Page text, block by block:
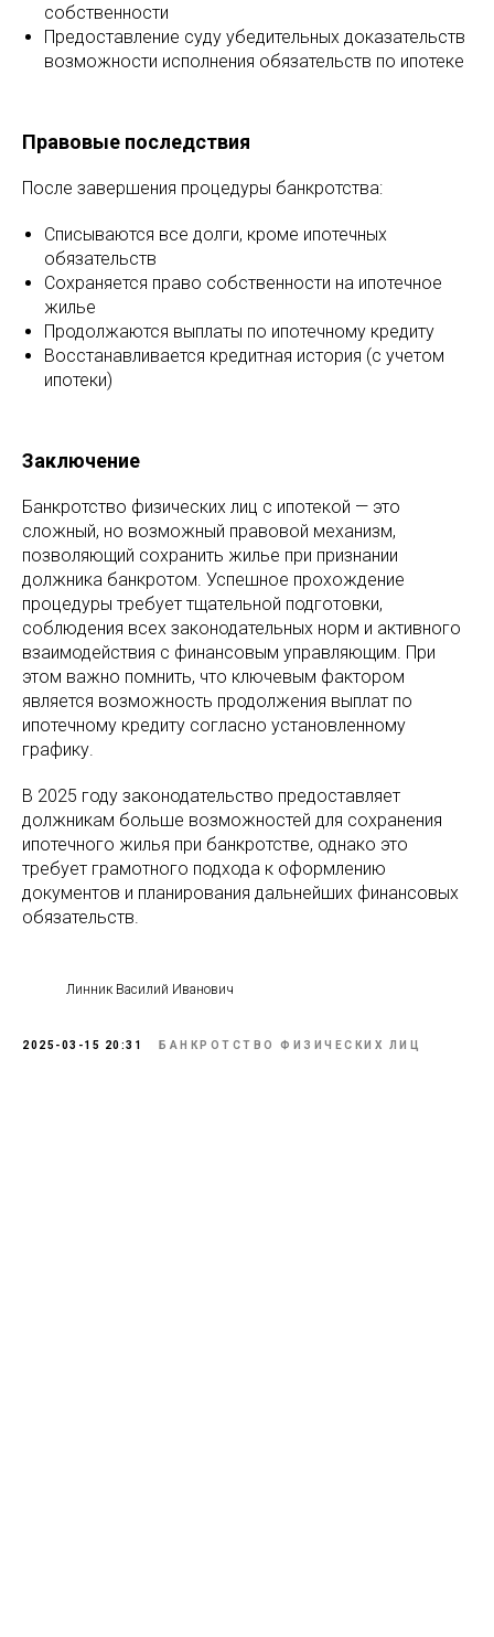
собственности
Предоставление суду убедительных доказательств
возможности исполнения обязательств по ипотеке
Правовые последствия
После завершения процедуры банкротства:
Списываются все долги, кроме ипотечных
обязательств
Сохраняется право собственности на ипотечное
жилье
Продолжаются выплаты по ипотечному кредиту
Восстанавливается кредитная история (с учетом
ипотеки)
Заключение
Банкротство физических лиц с ипотекой — это
сложный, но возможный правовой механизм,
позволяющий сохранить жилье при признании
должника банкротом. Успешное прохождение
процедуры требует тщательной подготовки,
соблюдения всех законодательных норм и активного
взаимодействия с финансовым управляющим. При
этом важно помнить, что ключевым фактором
является возможность продолжения выплат по
ипотечному кредиту согласно установленному
графику.
В 2025 году законодательство предоставляет
должникам больше возможностей для сохранения
ипотечного жилья при банкротстве, однако это
требует грамотного подхода к оформлению
документов и планирования дальнейших финансовых
обязательств.
Линник Василий Иванович
2025-03-15 20:31 БАНКРОТСТВО ФИЗИЧЕСКИХ ЛИЦ